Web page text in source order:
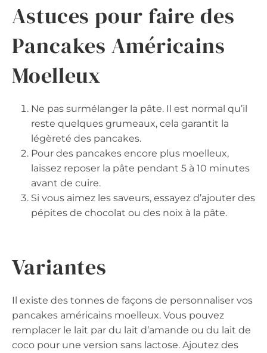
Astuces pour faire des
Pancakes Américains
Moelleux
Ne pas surmélanger la pâte. Il est normal qu’il
reste quelques grumeaux, cela garantit la
légèreté des pancakes.
Pour des pancakes encore plus moelleux,
laissez reposer la pâte pendant 5 à 10 minutes
avant de cuire.
Si vous aimez les saveurs, essayez d’ajouter des
pépites de chocolat ou des noix à la pâte.
Variantes
Il existe des tonnes de façons de personnaliser vos
pancakes américains moelleux. Vous pouvez
remplacer le lait par du lait d’amande ou du lait de
coco pour une version sans lactose. Ajoutez des